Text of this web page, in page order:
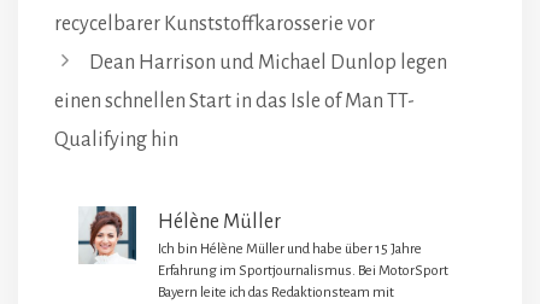
recycelbarer Kunststoffkarosserie vor
Dean Harrison und Michael Dunlop legen
einen schnellen Start in das Isle of Man TT-
Qualifying hin
Hélène Müller
Ich bin Hélène Müller und habe über 15 Jahre
Erfahrung im Sportjournalismus. Bei MotorSport
Bayern leite ich das Redaktionsteam mit